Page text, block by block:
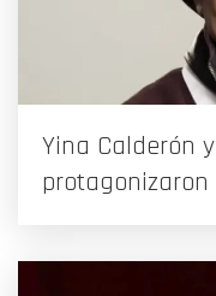
Yina Calderón